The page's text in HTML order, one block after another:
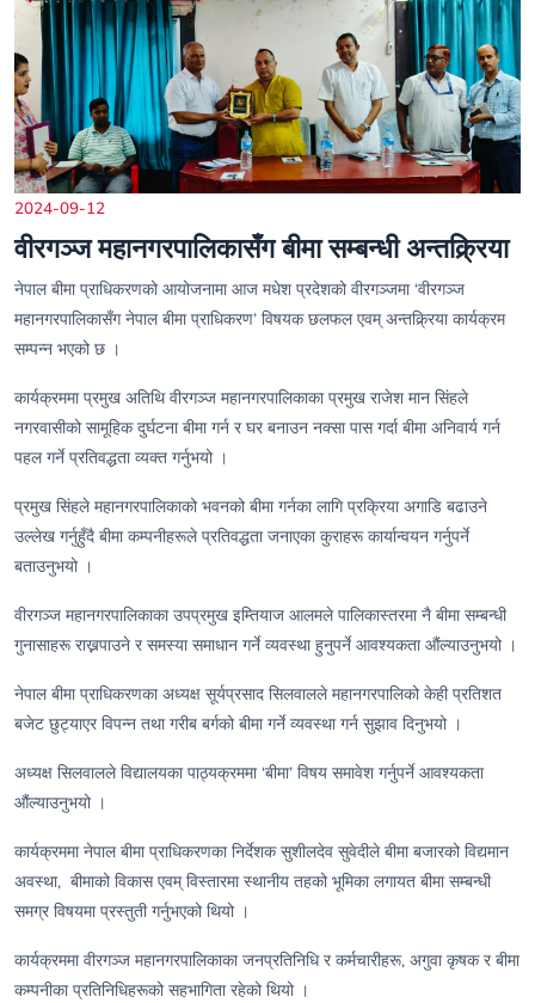
2024-09-12
वीरगञ्ज महानगरपालिकासँग बीमा सम्बन्धी अन्तक्र्रिया
नेपाल बीमा प्राधिकरणको आयोजनामा आज मधेश प्रदेशको वीरगञ्जमा ‘वीरगञ्ज
महानगरपालिकासँग नेपाल बीमा प्राधिकरण’ विषयक छलफल एवम् अन्तक्र्रिया कार्यक्रम
सम्पन्न भएको छ ।
कार्यक्रममा प्रमुख अतिथि वीरगञ्ज महानगरपालिकाका प्रमुख राजेश मान सिंहले
नगरवासीको सामूहिक दुर्घटना बीमा गर्न र घर बनाउन नक्सा पास गर्दा बीमा अनिवार्य गर्न
पहल गर्ने प्रतिवद्धता व्यक्त गर्नुभयो ।
प्रमुख सिंहले महानगरपालिकाको भवनको बीमा गर्नका लागि प्रक्रिया अगाडि बढाउने
उल्लेख गर्नुहुँदै बीमा कम्पनीहरूले प्रतिवद्धता जनाएका कुराहरू कार्यान्वयन गर्नुपर्ने
बताउनुभयो ।
वीरगञ्ज महानगरपालिकाका उपप्रमुख इम्तियाज आलमले पालिकास्तरमा नै बीमा सम्बन्धी
गुनासाहरू राख्नपाउने र समस्या समाधान गर्ने व्यवस्था हुनुपर्ने आवश्यकता औंल्याउनुभयो ।
नेपाल बीमा प्राधिकरणका अध्यक्ष सूर्यप्रसाद सिलवालले महानगरपालिको केही प्रतिशत
बजेट छुट्याएर विपन्न तथा गरीब बर्गको बीमा गर्ने व्यवस्था गर्न सुझाव दिनुभयो ।
अध्यक्ष सिलवालले विद्यालयका पाठ्यक्रममा ‘बीमा’ विषय समावेश गर्नुपर्ने आवश्यकता
औंल्याउनुभयो ।
कार्यक्रममा नेपाल बीमा प्राधिकरणका निर्देशक सुशीलदेव सुवेदीले बीमा बजारको विद्यमान
अवस्था, बीमाको विकास एवम् विस्तारमा स्थानीय तहको भूमिका लगायत बीमा सम्बन्धी
समग्र विषयमा प्रस्तुती गर्नुभएको थियो ।
कार्यक्रममा वीरगञ्ज महानगरपालिकाका जनप्रतिनिधि र कर्मचारीहरू, अगुवा कृषक र बीमा
कम्पनीका प्रतिनिधिहरूको सहभागिता रहेको थियो ।